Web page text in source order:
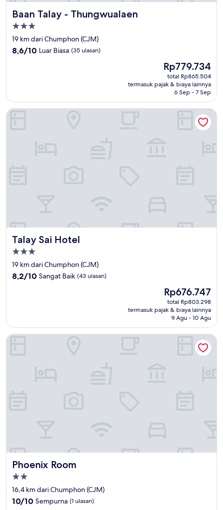
Baan Talay - Thungwualaen
Baan Talay - Thungwualaen
Properti
bintang
3.0
19 km dari Chumphon (CJM)
8.6
ulasan)
8,6/10 Luar Biasa (35 ulasan)
Harga
sekarang
Rp779.734
Rp779.734
total Rp865.504
termasuk pajak & biaya lainnya
6 Sep - 7 Sep
Talay Sai Hotel
Talay Sai Hotel
Properti
bintang
3.0
19 km dari Chumphon (CJM)
8.2
ulasan)
8,2/10 Sangat Baik (43 ulasan)
Harga
sekarang
Rp676.747
Rp676.747
total Rp803.298
termasuk pajak & biaya lainnya
9 Agu - 10 Agu
Talay Sai Hotel
Phoenix Room
Phoenix Room
Properti
bintang
2.0
16,4 km dari Chumphon (CJM)
10.0
10/10 Sempurna (1 ulasan)
Phoenix Room